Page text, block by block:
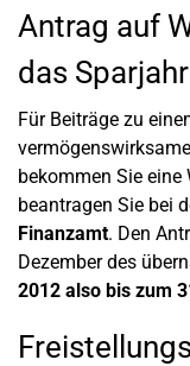
Antrag auf
das
Für Beiträge zu
bekommen Sie
beantragen Sie bei
Finanzamt. Den
Dezember des
2012 also bis zum